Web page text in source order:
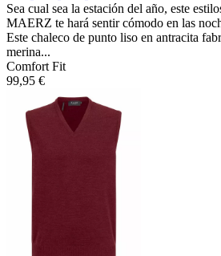
Sea cual sea la estación del año, este
MAERZ te hará sentir cómodo en las
Este chaleco de punto liso en antracita
merina...
Comfort Fit
99,95 €